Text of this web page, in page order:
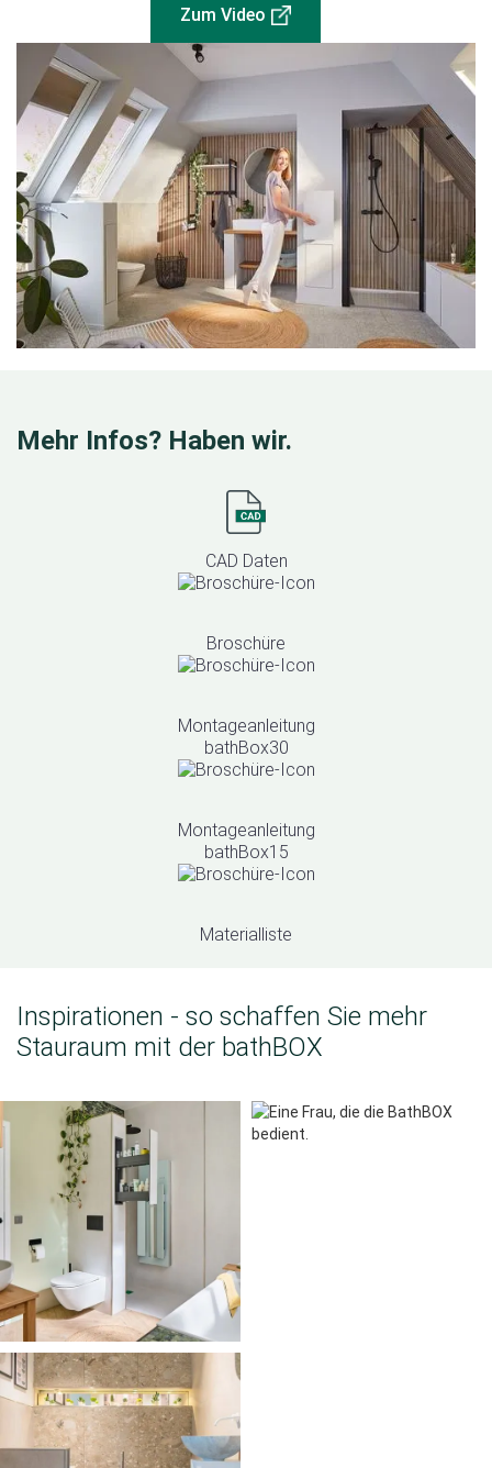
Zum Video
Mehr Infos? Haben wir.
CAD Daten
Broschüre
Montageanleitung
bathBox30
Montageanleitung
bathBox15
Materialliste
Inspirationen - so schaffen Sie mehr
Stauraum mit der bathBOX